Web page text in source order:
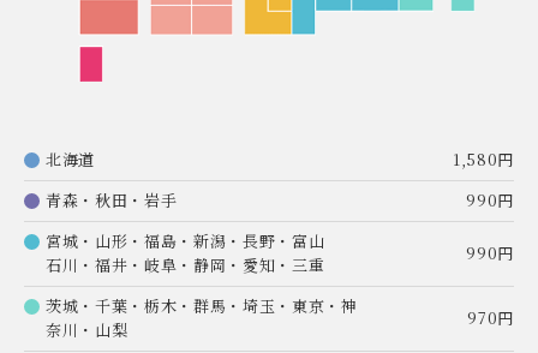
北海道
1,580円
青森・秋田・岩手
990円
宮城・山形・福島・新潟・長野・富山
石川・福井・岐阜・静岡・愛知・三重
990円
茨城・千葉・栃木・群馬・埼玉・東京・神
奈川・山梨
970円